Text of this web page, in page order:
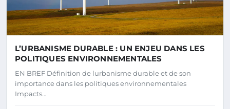
L’URBANISME DURABLE : UN ENJEU DANS LES
POLITIQUES ENVIRONNEMENTALES
EN BREF Définition de lurbanisme durable et de son
importance dans les politiques environnementales
Impacts…